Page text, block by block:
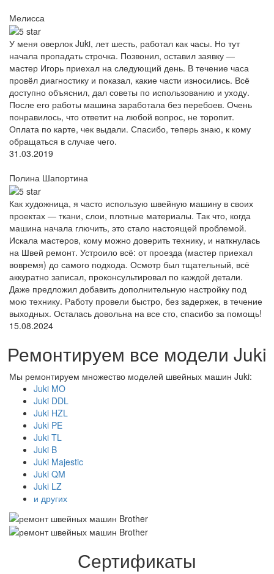
Мелисса
У меня оверлок Juki, лет шесть, работал как часы. Но тут
начала пропадать строчка. Позвонил, оставил заявку —
мастер Игорь приехал на следующий день. В течение часа
провёл диагностику и показал, какие части износились. Всё
доступно объяснил, дал советы по использованию и уходу.
После его работы машина заработала без перебоев. Очень
понравилось, что ответит на любой вопрос, не торопит.
Оплата по карте, чек выдали. Спасибо, теперь знаю, к кому
обращаться в случае чего.
31.03.2019
Полина Шапортина
Как художница, я часто использую швейную машину в своих
проектах — ткани, слои, плотные материалы. Так что, когда
машина начала глючить, это стало настоящей проблемой.
Искала мастеров, кому можно доверить технику, и наткнулась
на Швей ремонт. Устроило всё: от проезда (мастер приехал
вовремя) до самого подхода. Осмотр был тщательный, всё
аккуратно записал, проконсультировал по каждой детали.
Даже предложил добавить дополнительную настройку под
мою технику. Работу провели быстро, без задержек, в течение
выходных. Осталась довольна на все сто, спасибо за помощь!
15.08.2024
Ремонтируем все модели Juki
Мы ремонтируем множество моделей швейных машин Juki:
Juki MO
Juki DDL
Juki HZL
Juki PE
Juki TL
Juki B
Juki Majestic
Juki QM
Juki LZ
и других
Сертификаты